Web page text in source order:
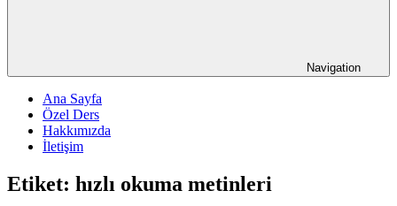
Navigation
Ana Sayfa
Özel Ders
Hakkımızda
İletişim
Etiket: hızlı okuma metinleri